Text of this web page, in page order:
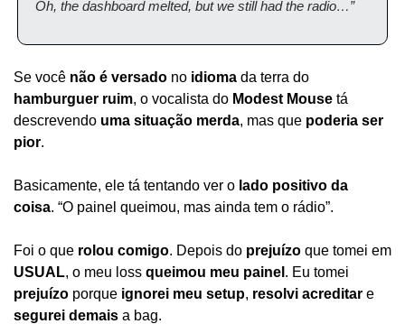
Oh, the dashboard melted, but we still had the radio…”
Se você não é versado no idioma
hamburguer ruim, o vocalista do Modest Mouse tá
descrevendo uma situação merda, mas que poderia ser
pior.
Basicamente, ele tá tentando ver o lado positivo da
coisa. “O painel queimou, mas ainda tem o rádio”.
Foi o que rolou comigo. Depois do prejuízo
USUAL, o meu loss queimou meu painel
prejuízo porque ignorei meu setup, resolvi acreditar
segurei demais a bag.